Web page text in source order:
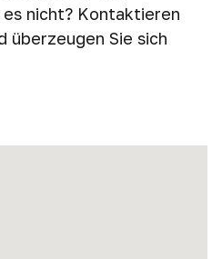
nicht? Kontaktieren
überzeugen Sie sich